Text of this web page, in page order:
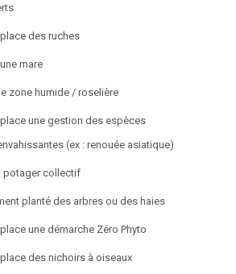
des ruches
mare
zone humide / roselière
place une gestion des espèces
(ex : renouée asiatique)
potager collectif
planté des arbres ou des haies
une démarche Zéro Phyto
place des nichoirs à oiseaux